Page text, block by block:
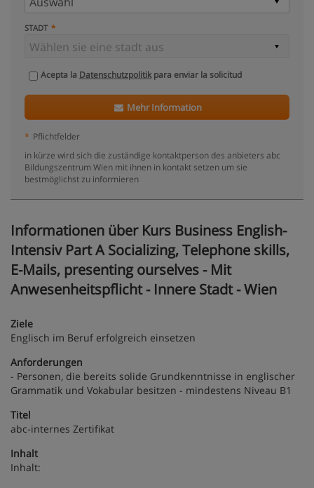
STADT
Acepta la Datenschutzpolitikpara enviar la solicitud
Mehr Information
* Pflichtfelder
in kürze wird sich die zuständige kontaktperson des anbieters abc
Bildungszentrum Wien mit ihnen in kontakt setzen um sie
bestmöglichst zu informieren
Informationen über Kurs Business English-
Intensiv Part A Socializing, Telephone skills,
E-Mails, presenting ourselves - Mit
Anwesenheitspflicht - Innere Stadt - Wien
Ziele
Englisch im Beruf erfolgreich einsetzen
Anforderungen
- Personen, die bereits solide Grundkenntnisse in englischer
Grammatik und Vokabular besitzen - mindestens Niveau B1
Titel
abc-internes Zertifikat
Inhalt
Inhalt: